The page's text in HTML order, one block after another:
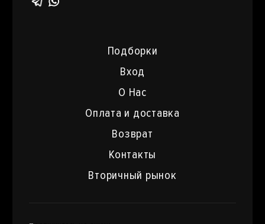
Подборки
Вход
О Нас
Оплата и доставка
Возврат
Контакты
Вторичный рынок